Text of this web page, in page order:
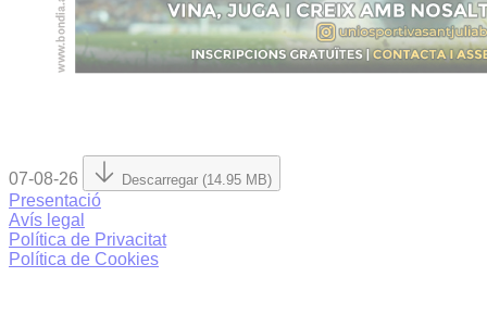
07-08-26 Descarregar (14.95 MB)
Presentació
Avís legal
Política de Privacitat
Política de Cookies